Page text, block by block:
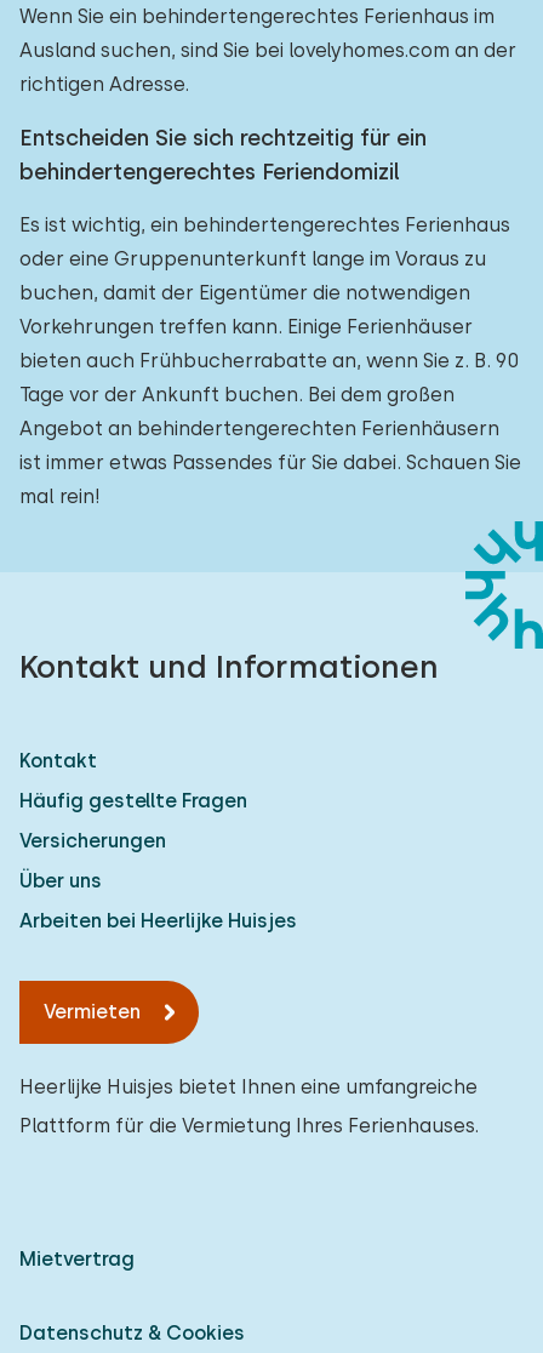
Wenn Sie ein behindertengerechtes Ferienhaus im
Ausland suchen, sind Sie bei lovelyhomes.com an der
richtigen Adresse.
Entscheiden Sie sich rechtzeitig für ein
behindertengerechtes Feriendomizil
Es ist wichtig, ein behindertengerechtes Ferienhaus
oder eine Gruppenunterkunft lange im Voraus zu
buchen, damit der Eigentümer die notwendigen
Vorkehrungen treffen kann. Einige Ferienhäuser
bieten auch Frühbucherrabatte an, wenn Sie z. B. 90
Tage vor der Ankunft buchen. Bei dem großen
Angebot an behindertengerechten Ferienhäusern
ist immer etwas Passendes für Sie dabei. Schauen Sie
mal rein!
Kontakt und Informationen
Kontakt
Häufig gestellte Fragen
Versicherungen
Über uns
Arbeiten bei Heerlijke Huisjes
Vermieten
Heerlijke Huisjes bietet Ihnen eine umfangreiche
Plattform für die Vermietung Ihres Ferienhauses.
Mietvertrag
Datenschutz & Cookies